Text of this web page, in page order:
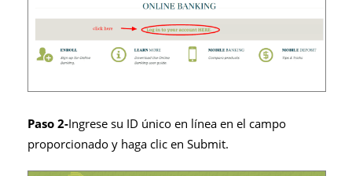
Paso 2-Ingrese su ID único en línea en el campo
proporcionado y haga clic en Submit.